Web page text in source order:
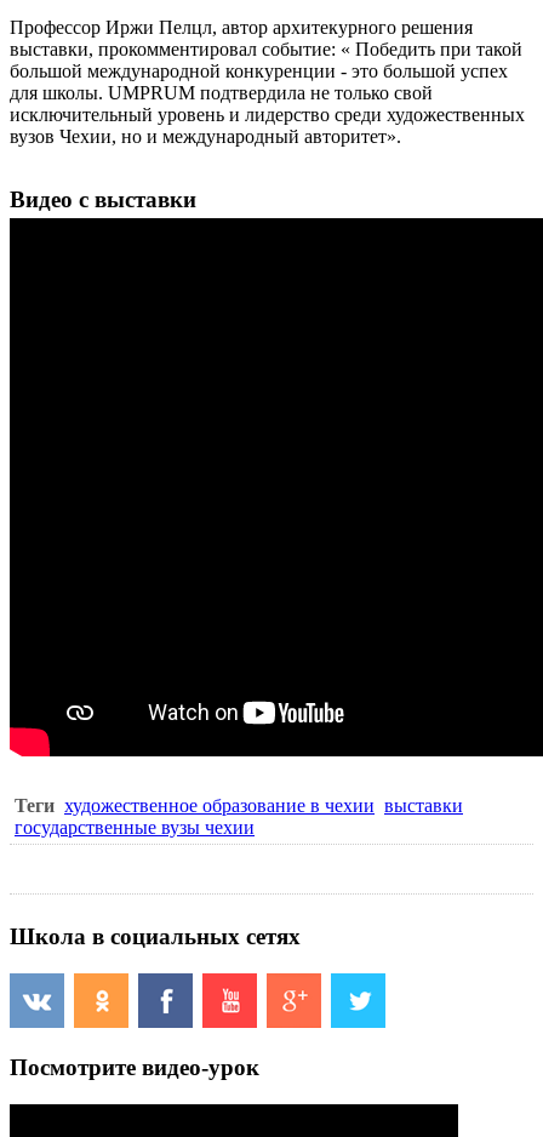
Профессор Иржи Пелцл, автор архитекурного решения
выставки, прокомментировал событие: « Победить при такой
большой международной конкуренции - это большой успех
для школы. UMPRUM подтвердила не только свой
исключительный уровень и лидерство среди художественных
вузов Чехии, но и международный авторитет».
Видео с выставки
Теги художественное образование в чехии выставки
государственные вузы чехии
Школа в социальных сетях
Посмотрите видео-урок